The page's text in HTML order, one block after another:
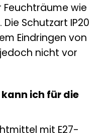
Feuchträume wie
Schutzart IP20
Eindringen von
nicht vor
ich für die
mit E27-